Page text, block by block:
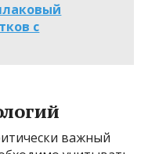
с
важный